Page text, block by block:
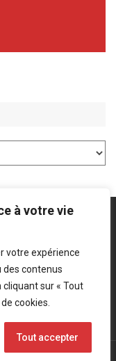
à votre vie
votre expérience
des contenus
sur « Tout
cookies.
Tout accepter